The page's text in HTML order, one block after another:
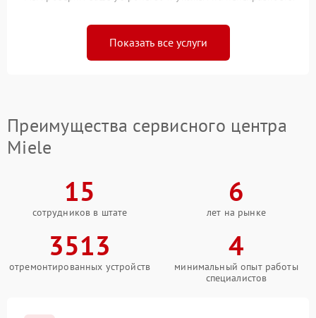
Показать все услуги
Преимущества сервисного центра
Miele
15
сотрудников в штате
6
лет на рынке
3513
отремонтированных устройств
4
минимальный опыт работы
специалистов